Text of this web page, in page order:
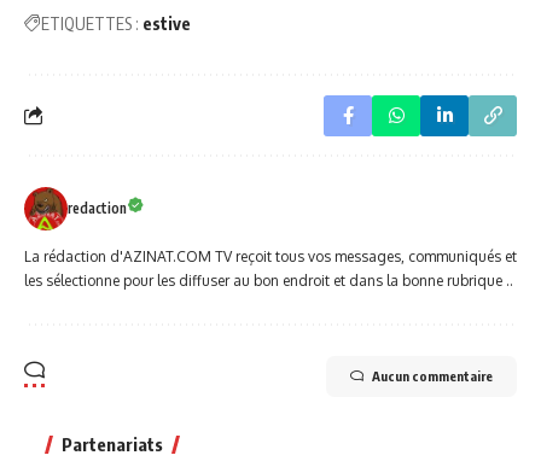
ETIQUETTES : estive
redaction
La rédaction d'AZINAT.COM TV reçoit tous vos messages, communiqués et
les sélectionne pour les diffuser au bon endroit et dans la bonne rubrique ..
Aucun commentaire
Partenariats